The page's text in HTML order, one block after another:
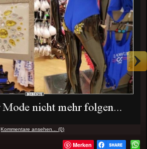
Kommentare ansehen... (0)
Merken